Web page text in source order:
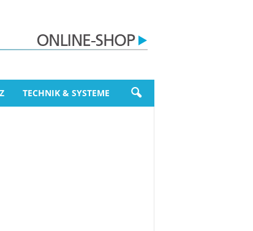
TECHNIK & SYSTEME